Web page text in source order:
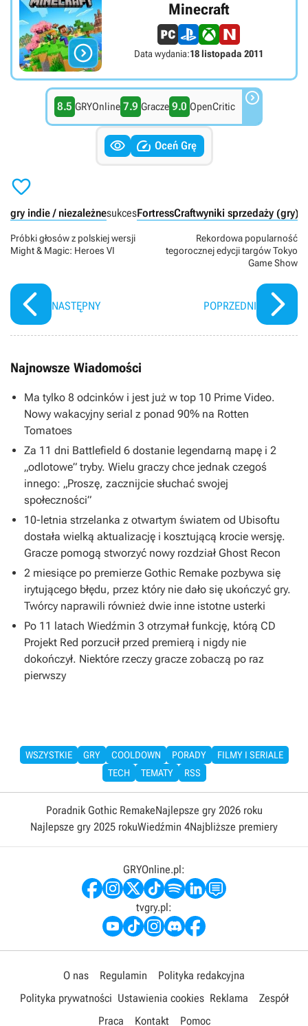

Minecraft
Data wydania:18 listopada 2011
8.5 GRYOnline 7.9 Gracze 9.0 OpenCritic 
  Oceń Grę

gry indie / niezależnesukcesFortressCraftwyniki sprzedaży (gry)
Próbki głosów z polskiej wersji
Might & Magic: Heroes VI
NASTĘPNY
Rekordowa popularność
tegorocznej edycji targów Tokyo
Game Show
POPRZEDNI
Najnowsze Wiadomości
Ma tylko 8 odcinków i jest już w top 10 Prime Video.
Nowy wakacyjny serial z ponad 90% na Rotten
Tomatoes
Za 11 dni Battlefield 6 dostanie legendarną mapę i 2
„odlotowe” tryby. Wielu graczy chce jednak czegoś
innego: „Proszę, zacznijcie słuchać swojej
społeczności”
10-letnia strzelanka z otwartym światem od Ubisoftu
dostała wielką aktualizację i kosztującą krocie wersję.
Gracze pomogą stworzyć nowy rozdział Ghost Recon
2 miesiące po premierze Gothic Remake pozbywa się
irytującego błędu, przez który nie dało się ukończyć gry.
Twórcy naprawili również dwie inne istotne usterki
Po 11 latach Wiedźmin 3 otrzymał funkcję, którą CD
Projekt Red porzucił przed premierą i nigdy nie
dokończył. Niektóre rzeczy gracze zobaczą po raz
pierwszy
WSZYSTKIE GRY COOLDOWN PORADY
FILMY I SERIALE
TECH
TEMATY RSS
Poradnik Gothic RemakeNajlepsze gry 2026 roku
Najlepsze gry 2025 rokuWiedźmin 4Najbliższe premiery
GRYOnline.pl:
tvgry.pl:
O nas Regulamin
Polityka redakcyjna
Polityka prywatności Ustawienia cookies Reklama
Zespół
Praca
Kontakt Pomoc